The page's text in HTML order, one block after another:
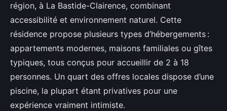
région, à La Bastide-Clairence, combinant
accessibilité et environnement naturel. Cette
résidence propose plusieurs types d’hébergements :
appartements modernes, maisons familiales ou gîtes
typiques, tous conçus pour accueillir de 2 à 18
personnes. Un quart des offres locales dispose d’une
piscine, la plupart étant privatives pour une
expérience vraiment intimiste.